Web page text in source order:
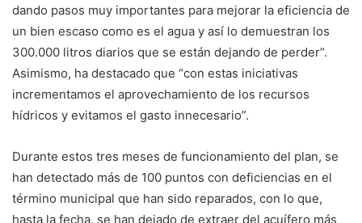
dando pasos muy importantes para mejorar la eficiencia de
un bien escaso como es el agua y así lo demuestran los
300.000 litros diarios que se están dejando de perder”.
Asimismo, ha destacado que “con estas iniciativas
incrementamos el aprovechamiento de los recursos
hídricos y evitamos el gasto innecesario”.
Durante estos tres meses de funcionamiento del plan, se
han detectado más de 100 puntos con deficiencias en el
término municipal que han sido reparados, con lo que,
hasta la fecha, se han dejado de extraer del acuífero más